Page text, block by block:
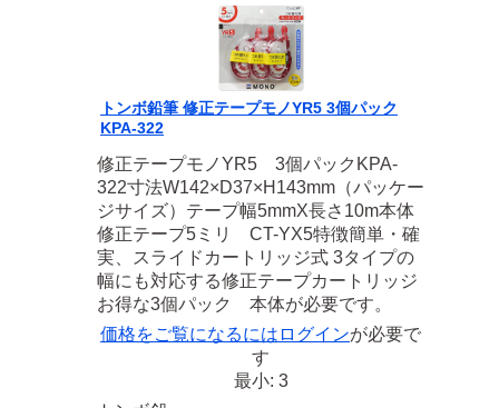
トンボ鉛筆 修正テープモノYR5 3個パック
KPA-322
修正テープモノYR5 3個パックKPA-
322寸法W142×D37×H143mm（パッケー
ジサイズ）テープ幅5mmX長さ10m本体
修正テープ5ミリ CT-YX5特徴簡単・確
実、スライドカートリッジ式 3タイプの
幅にも対応する修正テープカートリッジ
お得な3個パック 本体が必要です。
価格をご覧になるには ログインが必要で
す
最小: 3